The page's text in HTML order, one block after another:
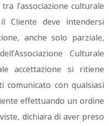
l’associazione culturale
Cliente deve intendersi
anche solo parziale,
Culturale
accettazione si ritiene
comunicato con qualsiasi
effettuando un ordine
dichiara di aver preso